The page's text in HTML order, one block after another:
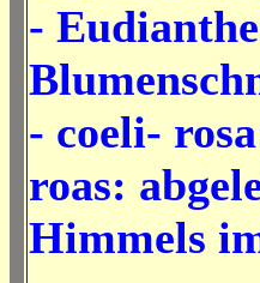
-
- coeli-
roas:
Himmels